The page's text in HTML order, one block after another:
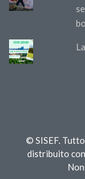
© SISEF.
distribuito